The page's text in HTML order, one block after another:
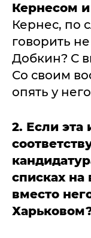
Кернесом
Кернес, по
говорить
Добкин? С
Со своим
опять у
2. Если
списках на
вместо